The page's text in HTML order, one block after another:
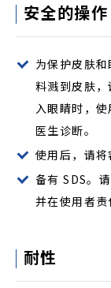
安全的操作
为保护皮肤
料溅到皮肤
入眼睛时，
医生诊断。
使用后，请将
备有 SDS。
并在使用者
耐性